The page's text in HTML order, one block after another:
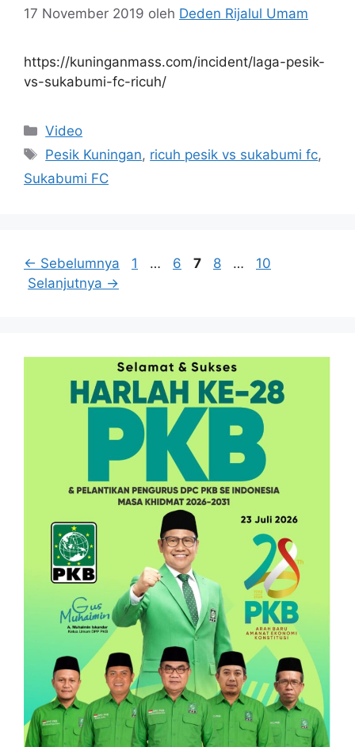
17 November 2019 oleh Deden Rijalul Umam
https://kuninganmass.com/incident/laga-pesik-
vs-sukabumi-fc-ricuh/
Kategori
Video
Tag
Pesik Kuningan, ricuh pesik vs sukabumi fc,
Sukabumi FC
← Sebelumnya Halaman
1 … Halaman
6 Halaman
7 Halaman
8 … Halaman
10
Selanjutnya →